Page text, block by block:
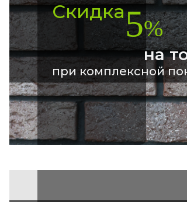
Скидка5%
на
при комплексной